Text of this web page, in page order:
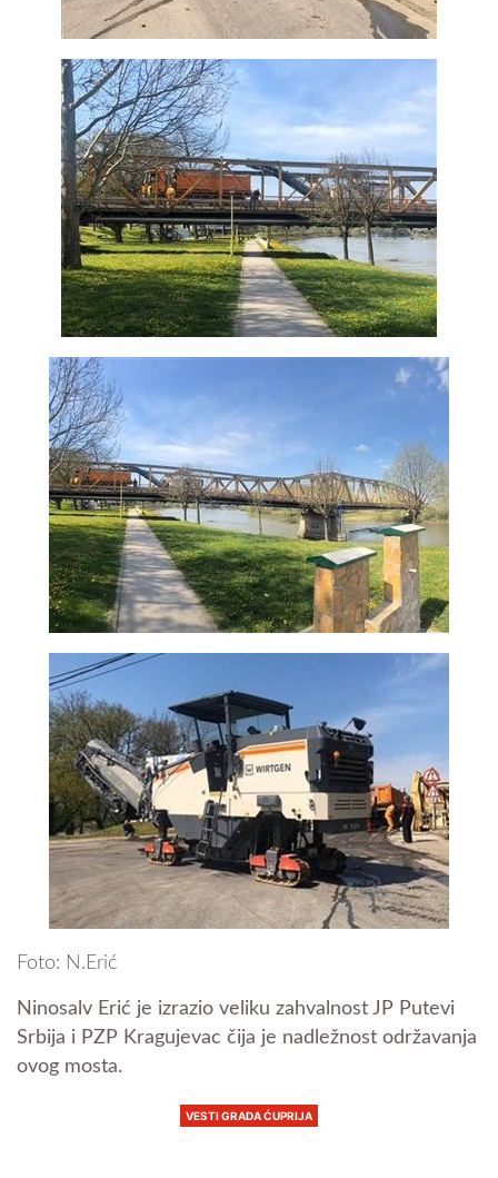
Foto: N.Erić
Ninosalv Erić je izrazio veliku zahvalnost JP Putevi
Srbija i PZP Kragujevac čija je nadležnost održavanja
ovog mosta.
VESTI GRADA ĆUPRIJA